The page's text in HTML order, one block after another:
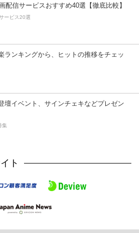
配信サービスおすすめ40選【徹底比較】
ービス20選
ランキングから、ヒットの推移をチェッ
壇イベント、サインチェキなどプレゼン
集
ト